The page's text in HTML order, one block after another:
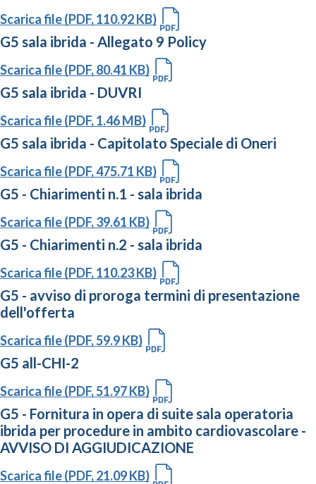
Scarica file (PDF, 110.92 KB)
G5 sala ibrida - Allegato 9 Policy
Scarica file (PDF, 80.41 KB)
G5 sala ibrida - DUVRI
Scarica file (PDF, 1.46 MB)
G5 sala ibrida - Capitolato Speciale di Oneri
Scarica file (PDF, 475.71 KB)
G5 - Chiarimenti n.1 - sala ibrida
Scarica file (PDF, 39.61 KB)
G5 - Chiarimenti n.2 - sala ibrida
Scarica file (PDF, 110.23 KB)
G5 - avviso di proroga termini di presentazione
dell'offerta
Scarica file (PDF, 59.9 KB)
G5 all-CHI-2
Scarica file (PDF, 51.97 KB)
G5 - Fornitura in opera di suite sala operatoria
ibrida per procedure in ambito cardiovascolare -
AVVISO DI AGGIUDICAZIONE
Scarica file (PDF, 21.09 KB)